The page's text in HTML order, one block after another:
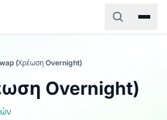
(Χρέωση Overnight)
Overnight)